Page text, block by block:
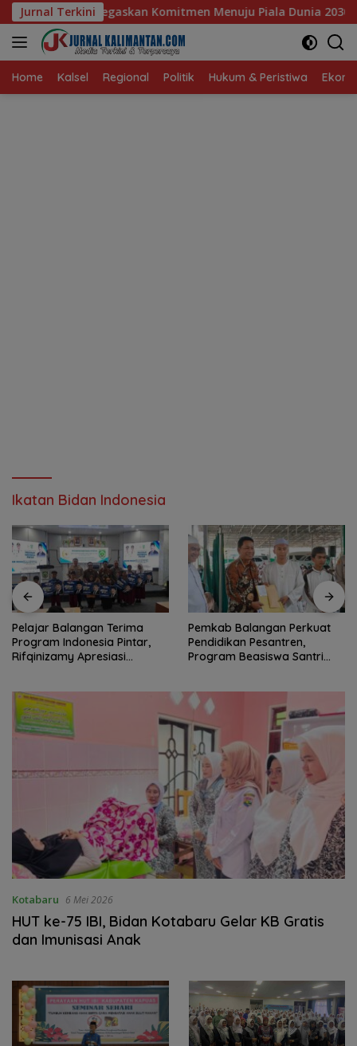
Langsung
ke
konten
Jurnal Terkini
Komitmen Menuju Piala Dunia 2030 Pelajar
Home Kalsel Regional Politik Hukum & Peristiwa
Ikatan Bidan Indonesia
Pelajar Balangan Terima
Program Indonesia Pintar,
Rifqinizamy Apresiasi
Pemkab Balangan Perkuat
Pendidikan Pesantren,
Program Beasiswa Santri
Kotabaru 6 Mei 2026
HUT ke-75 IBI, Bidan Kotabaru Gelar KB Gratis
dan Imunisasi Anak